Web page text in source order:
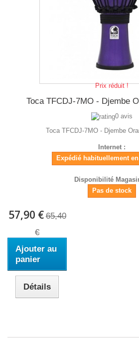
Prix réduit !
Toca TFCDJ-7MO - Djembe
0 avis
Toca TFCDJ-7MO - Djembe
Internet :
Expédié habituellement
Disponibilité
Pas de stock
57,90 € 65,40
€
Ajouter au
panier
Détails